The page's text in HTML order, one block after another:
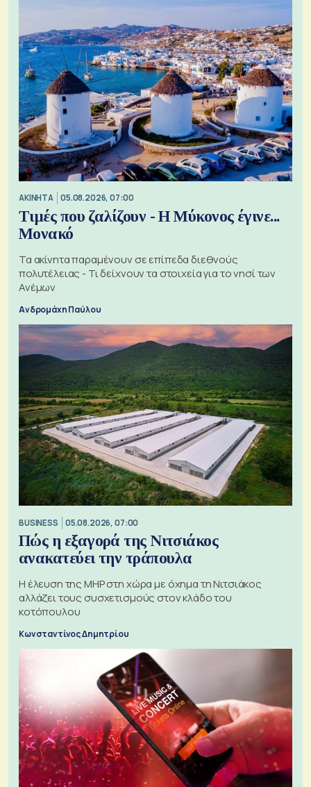
ΑΚΙΝΗΤΑ 05.08.2026, 07:00
Τιμές που ζαλίζουν - Η Μύκονος έγινε...
Μονακό
Τα ακίνητα παραμένουν σε επίπεδα διεθνούς
πολυτέλειας - Τι δείχνουν τα στοιχεία για το νησί των
Ανέμων
Ανδρομάχη Παύλου
BUSINESS 05.08.2026, 07:00
Πώς η εξαγορά της Νιτσιάκος
ανακατεύει την τράπουλα
H έλευση της MHP στη χώρα με όχημα τη Νιτσιάκος
αλλάζει τους συσχετισμούς στον κλάδο του
κοτόπουλου
Κωνσταντίνος Δημητρίου